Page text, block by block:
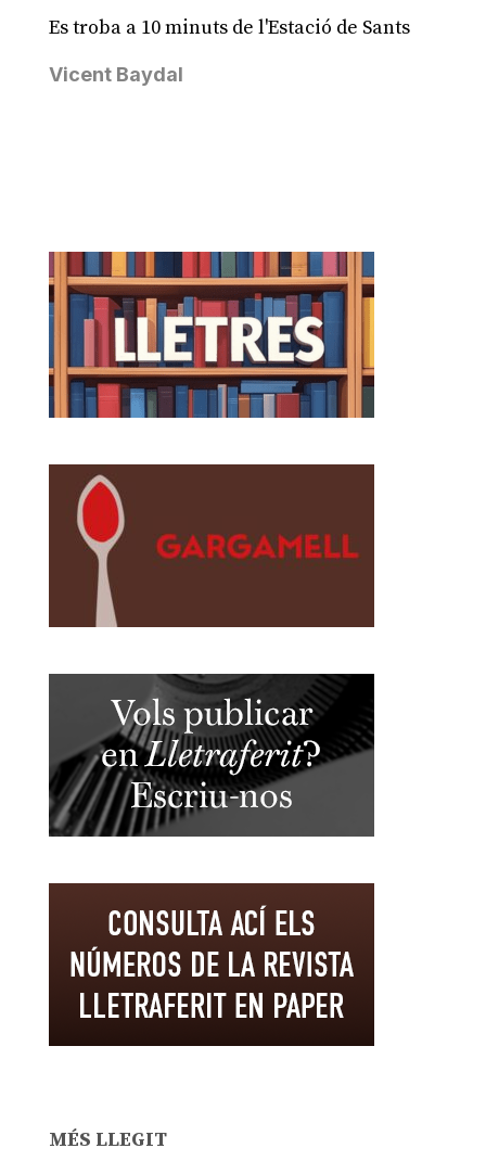
Es troba a 10 minuts de l'Estació de Sants
Vicent Baydal
MÉS LLEGIT